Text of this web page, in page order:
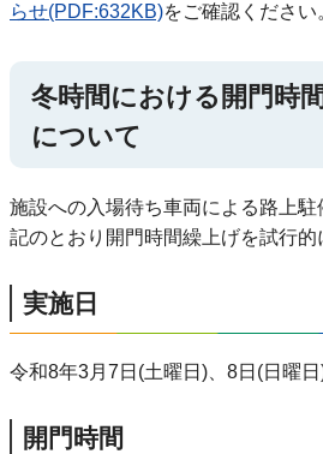
らせ(PDF:632KB)をご確認ください
冬時間における開門時
について
施設への入場待ち車両による路上
記のとおり開門時間繰上げを試行的
実施日
令和8年3月7日(土曜日)、8日(日曜
開門時間